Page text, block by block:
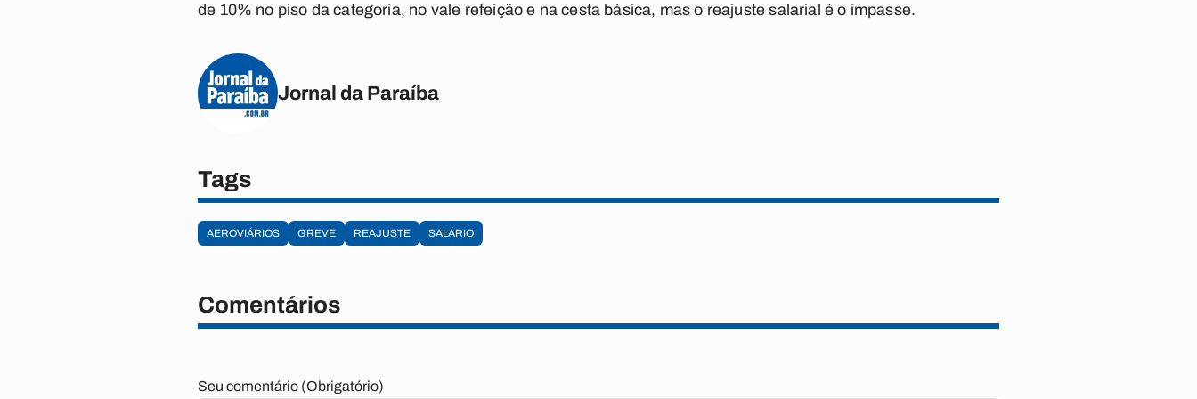
de 10% no piso da categoria, no vale refeição e na cesta básica, mas o reajuste salarial é o impasse.
Jornal da Paraíba
Tags
AEROVIÁRIOS GREVE REAJUSTE SALÁRIO
Comentários
Seu comentário (Obrigatório)